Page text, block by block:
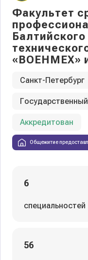
Факультет
«ВОЕНМЕХ»
Санкт-Петербург
Государственный
Аккредитован
Общежитие
6
специальностей
56